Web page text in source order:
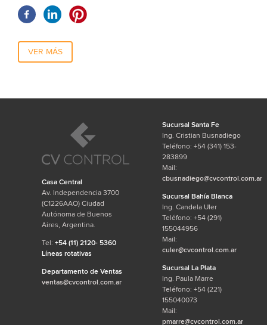
VER MÁS
Casa Central
Av. Independencia 3700
(C1226AAO) Ciudad
Autónoma de Buenos
Aires, Argentina.
Tel: +54 (11) 2120- 5360
Líneas rotativas
Departamento de Ventas
ventas@cvcontrol.com.ar
Sucursal Santa Fe
Ing. Cristian Busnadiego
Teléfono: +54 (341) 153-
283899
Mail:
cbusnadiego@cvcontrol.com.ar
Sucursal Bahía Blanca
Ing. Candela Uler
Teléfono: +54 (291)
155044956
Mail:
culer@cvcontrol.com.ar
Sucursal La Plata
Ing. Paula Marre
Teléfono: +54 (221)
155040073
Mail:
pmarre@cvcontrol.com.ar